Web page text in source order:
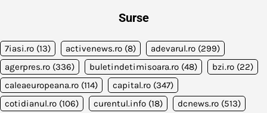
Surse
7iasi.ro (13) activenews.ro (8) adevarul.ro (299)
agerpres.ro (336) buletindetimisoara.ro (48) bzi.ro (22)
caleaeuropeana.ro (114) capital.ro (347)
cotidianul.ro (106) curentul.info (18) dcnews.ro (513)